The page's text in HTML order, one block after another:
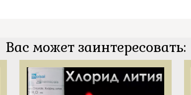
Вас может заинтересовать: